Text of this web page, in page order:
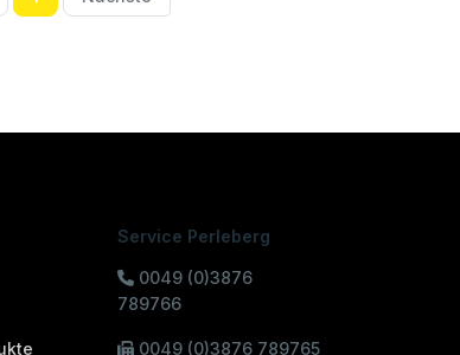
Service Perleberg
0049 (0)3876
789766
0049 (0)3876 789765